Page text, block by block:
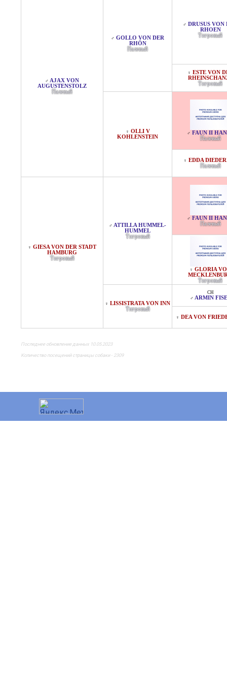
♂ AJAX VON
AUGUSTENSTOLZ
Палевый
♂ GOLLO VON DER
RHÖN
Палевый
♂ DRUSUS VON
RHOEN
Тигровый
♀ ESTE VON
Тигровый
♀ OLLI V
KOHLENSTEIN
♂ FAUN II
Палевый
♀ EDDA
Палевый
♀ GIESA VON DER STADT
HAMBURG
Тигровый
♂ ATTILLA HUMMEL-
HUMMEL
Тигровый
♂ FAUN II
Палевый
♀ GLORIA
Тигровый
♀ LISSISTRATA VON INN
Тигровый
CH
♂ ARMIN
♀ DEA VON
Последнее обновление данных 10.05.2023
Количество посещений страницы собаки - 2309